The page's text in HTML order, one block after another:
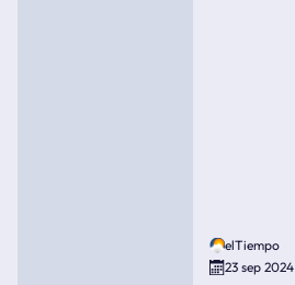
elTiempo
23 sep 2024